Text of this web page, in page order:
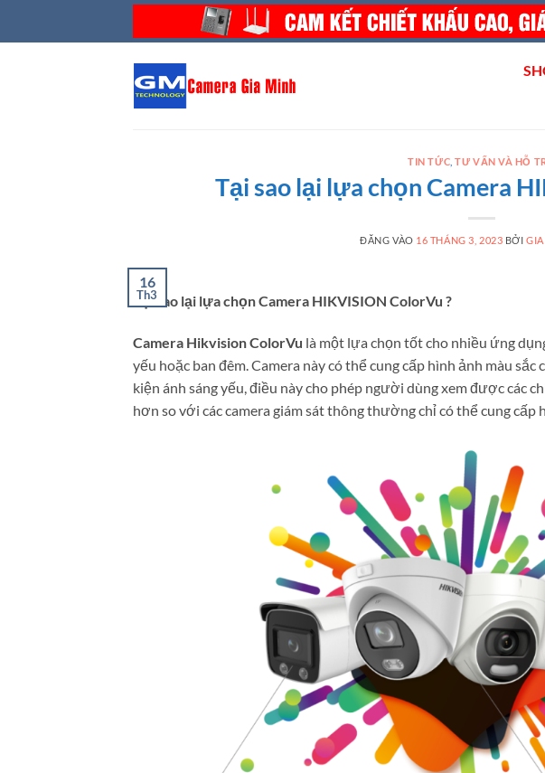
TIN TỨC ,TƯ VẤN VÀ HỖ
Tại sao lại lựa chọn Camera
ĐĂNG VÀO 16 THÁNG 3, 2023 BỞI
16
Th3
Tại sao lại lựa chọn Camera HIKVISION ColorVu ?
Camera Hikvision ColorVu là một lựa chọn tốt cho nhiều ứng
yếu hoặc ban đêm. Camera này có thể cung cấp hình ảnh màu
kiện ánh sáng yếu, điều này cho phép người dùng xem được các
hơn so với các camera giám sát thông thường chỉ có thể cung cấp